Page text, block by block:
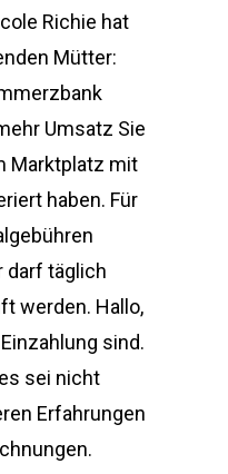
Richie hat
Mütter:
Umsatz Sie
Marktplatz mit
haben. Für
darf täglich
werden. Hallo,
sind.
sei nicht
Erfahrungen